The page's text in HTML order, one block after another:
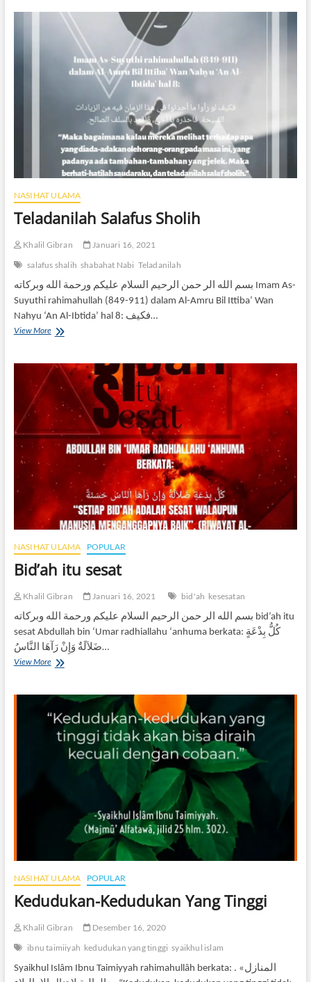
Nasihat
NASIHAT ULAMA
Teladanilah Salafus Sholih
Khalil Gibran
Januari 16, 2021
salafus shalih shabahat Nabi Teladanilah
بسم الله الر حمن الرحيم السلام عليكم ورحمة الله وبركاته Imam As-
Suyuthi rahimahullah (849-911) dalam Al-Amru Bil Ittiba’ Wan
Nahyu ‘An Al-Ibtida’ hal 8: فكيف…
View MoreTeladanilah
NASIHAT ULAMA POPULAR
Bid’ah itu sesat
Khalil Gibran Januari 16, 2021 bid'ah kesesatan
بسم الله الر حمن الرحيم السلام عليكم ورحمة الله وبركاته bid’ah itu
sesat Abdullah bin ‘Umar radhiallahu ‘anhuma berkata: كُلُّ بِدْعَةٍ
ضَلاَلَةٌ وَإِنْ رَآهَا النَّاسُ…
View MoreBid’ah
NASIHAT ULAMA POPULAR
Kedudukan-Kedudukan Yang Tinggi
Khalil Gibran
Desember 16, 2020
ibnu taimiiyah kedudukan yang tinggi syaikhul islam
Syaikhul Islâm Ibnu Taimiyyah rahimahullâh berkata: . «المنازل